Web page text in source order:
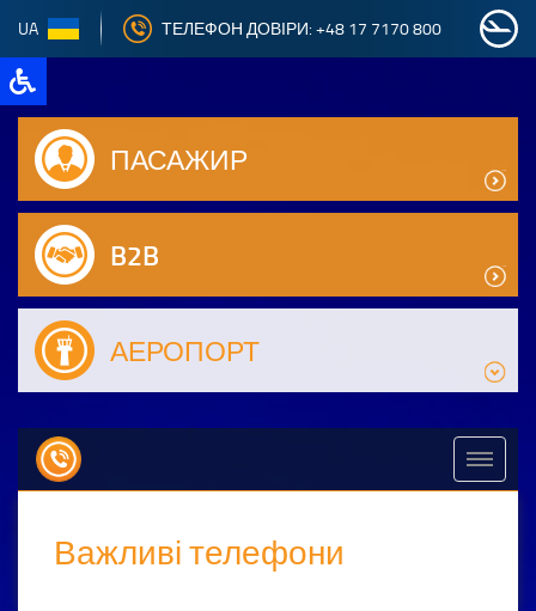
UA ТЕЛЕФОН ДОВІРИ: +48 17 7170 800
ПАСАЖИР
B2B
АЕРОПОРТ
Важливі телефони